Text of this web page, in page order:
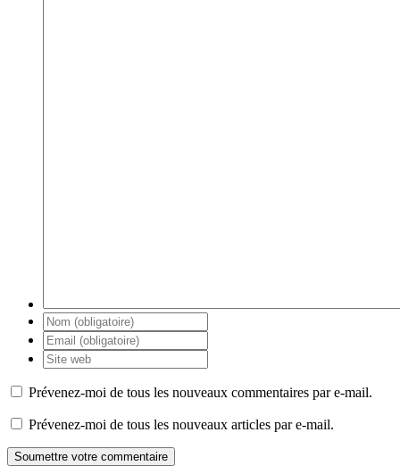
Prévenez-moi de tous les nouveaux commentaires par e-mail.
Prévenez-moi de tous les nouveaux articles par e-mail.
Soumettre votre commentaire